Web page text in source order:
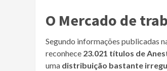
O Mercado de
Segundo informações publicadas
reconhece 23.021 títulos de
uma distribuição bastante